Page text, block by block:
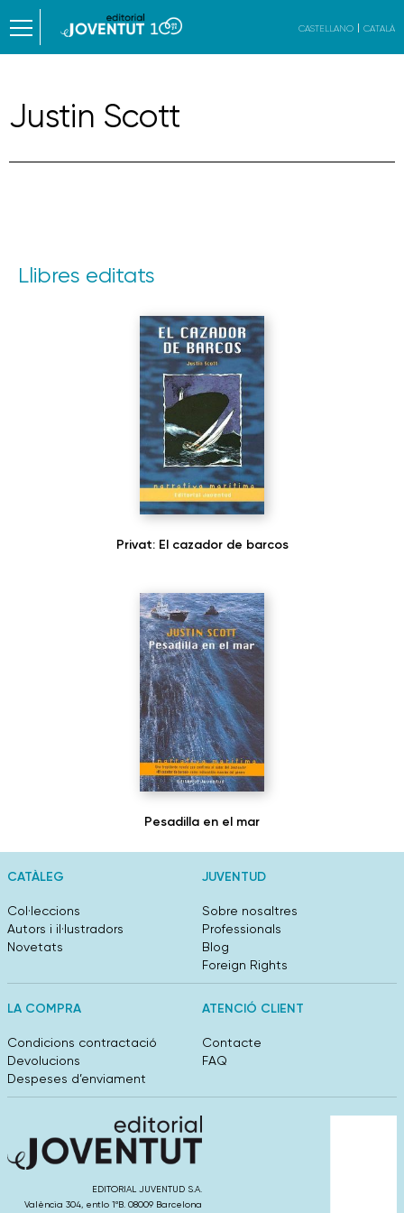
CASTELLANO CATALÀ
Justin Scott
Llibres editats
Privat: El cazador de barcos
Pesadilla en el mar
CATÀLEG
Col·leccions
Autors i il·lustradors
Novetats
JUVENTUD
Sobre nosaltres
Professionals
Blog
Foreign Rights
LA COMPRA
Condicions contractació
Devolucions
Despeses d’enviament
ATENCIÓ CLIENT
Contacte
FAQ
EDITORIAL JUVENTUD S.A.
València 304, entlo 1ºB. 08009 Barcelona